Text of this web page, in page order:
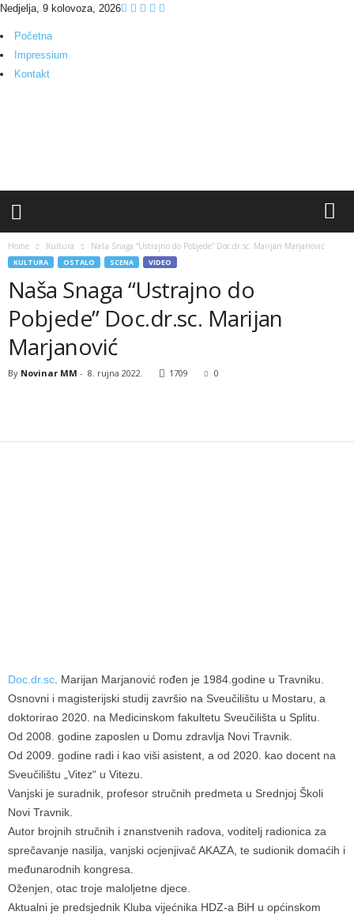
Nedjelja, 9 kolovoza, 2026
Početna
Impressium
Kontakt
t
Home Kultura Naša Snaga “Ustrajno do Pobjede” Doc.dr.sc. Marijan Marjanović
KULTURA OSTALO SCENA VIDEO
Naša Snaga “Ustrajno do
Pobjede” Doc.dr.sc. Marijan
Marjanović
By Novinar MM - 8. rujna 2022. 1709 0
Doc.dr.sc . Marijan Marjanović rođen je 1984.godine u Travniku.
Osnovni i magisterijski studij završio na Sveučilištu u Mostaru, a
doktorirao 2020. na Medicinskom fakultetu Sveučilišta u Splitu.
Od 2008. godine zaposlen u Domu zdravlja Novi Travnik.
Od 2009. godine radi i kao viši asistent, a od 2020. kao docent na
Sveučilištu „Vitez“ u Vitezu.
Vanjski je suradnik, profesor stručnih predmeta u Srednjoj Školi
Novi Travnik.
Autor brojnih stručnih i znanstvenih radova, voditelj radionica za
sprečavanje nasilja, vanjski ocjenjivač AKAZA, te sudionik domaćih i
međunarodnih kongresa.
Oženjen, otac troje maloljetne djece.
Aktualni je predsjednik Kluba vijećnika HDZ-a BiH u općinskom